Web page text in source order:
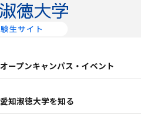
オープンキャンパス・イベント
愛知淑徳大学を知る